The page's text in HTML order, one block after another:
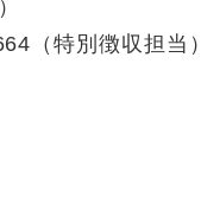
（特別徴収担当）